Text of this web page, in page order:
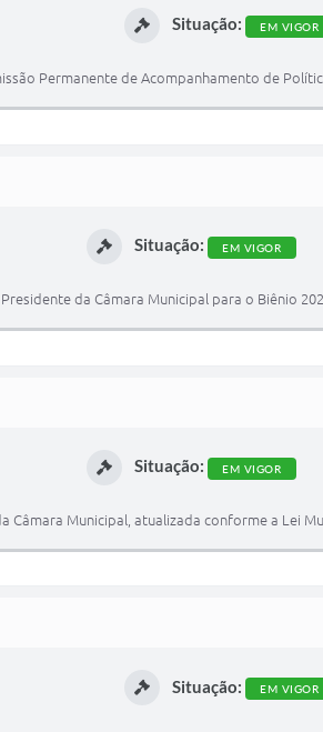
Situação: EM VIGOR
Permanente de Acompanhamento de
Situação: EM VIGOR
da Câmara Municipal para o Biênio
Situação: EM VIGOR
Câmara Municipal, atualizada conforme a Lei
Situação: EM VIGOR